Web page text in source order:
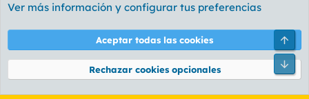
Cookies
PL OLDSTYLE AMARILLO
Términos y reglas Política de privacidad Ayuda
Community platform by XenForo® © 2010-2026 XenForo Ltd.
Ver más información y configurar tus preferencias
Aceptar todas las cookies
Rechazar cookies opcionales
Pie